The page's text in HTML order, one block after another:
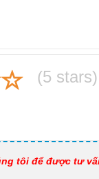
(5 stars)
tôi để được tư